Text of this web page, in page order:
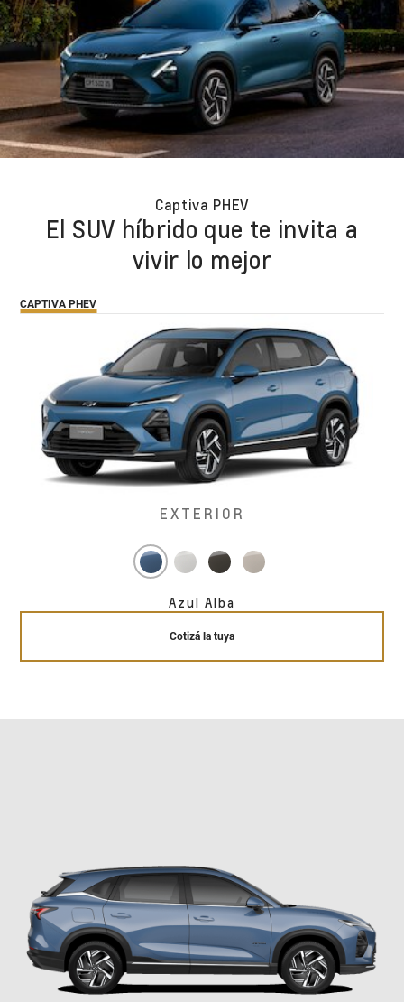
Captiva PHEV
El SUV híbrido que te invita a
vivir lo mejor
CAPTIVA PHEV
EXTERIOR
Azul Alba
Cotizá la tuya